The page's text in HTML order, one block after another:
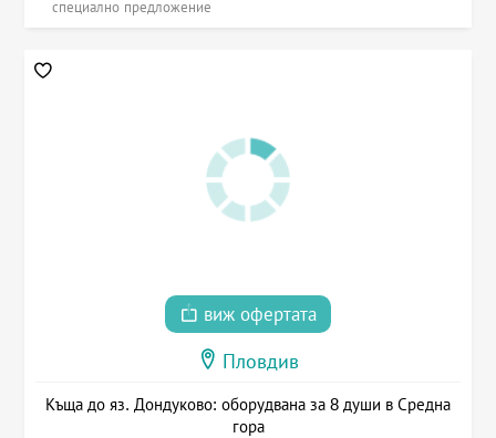
специално предложение
виж офертата
Пловдив
Къща до яз. Дондуково: оборудвана за 8 души в Средна
гора